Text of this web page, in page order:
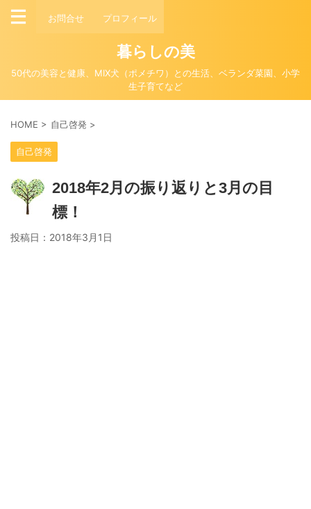
お問合せ プロフィール
暮らしの美
50代の美容と健康、MIX犬（ポメチワ）との生活、ベランダ菜園、小学
生子育てなど
HOME > 自己啓発 >
自己啓発
2018年2月の振り返りと3月の目
標！
投稿日： 2018年3月1日